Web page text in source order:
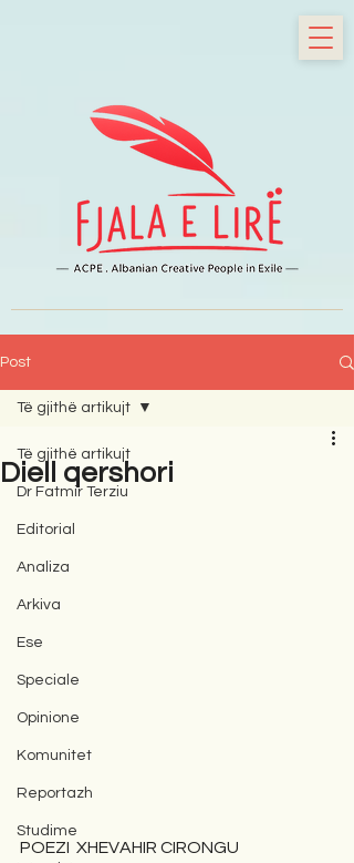
Post
Të gjithë artikujt
Dr Fatmir Terziu
Editorial
Analiza
Arkiva
Ese
Speciale
Opinione
Komunitet
Reportazh
Studime
Të gjithë artikujt
Diell qershori
POEZI  XHEVAHIR CIRONGU